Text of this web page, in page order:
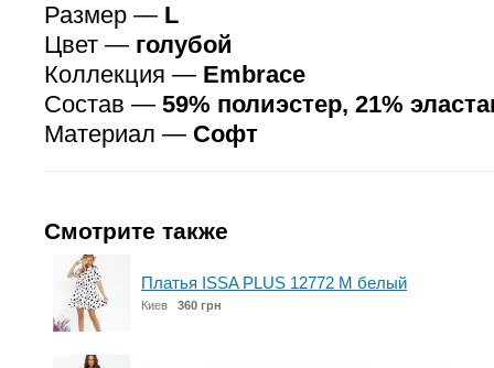
Размер — L
Цвет — голубой
Коллекция — Embrace
Состав — 59% полиэстер, 21%
Материал — Софт
Смотрите также
Платья ISSA PLUS 12772 M белый
Киев 360 грн